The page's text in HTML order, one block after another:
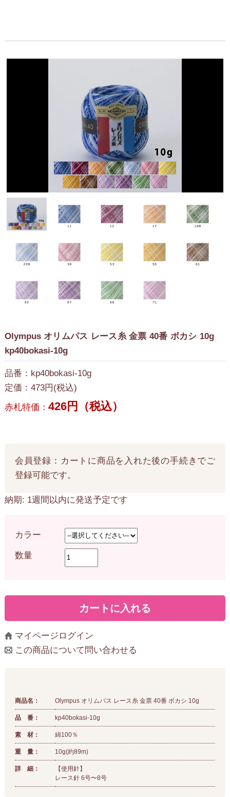
Olympus オリムパス レース糸 金票 40番 ボカシ 10g
kp40bokasi-10g
品番：kp40bokasi-10g
定価：473円(税込)
赤札特価： 426円（税込）
会員登録：カートに商品を入れた後の手続きでご
登録可能です。
納期: 1週間以内に発送予定です
カラー
数量
マイページログイン
この商品について問い合わせる
商品名： Olympus オリムパス レース糸 金票 40番 ボカシ 10g
品 番： kp40bokasi-10g
素 材： 綿100％
重 量： 10g(約89m)
詳 細：
【使用針】
レース針 6号〜8号